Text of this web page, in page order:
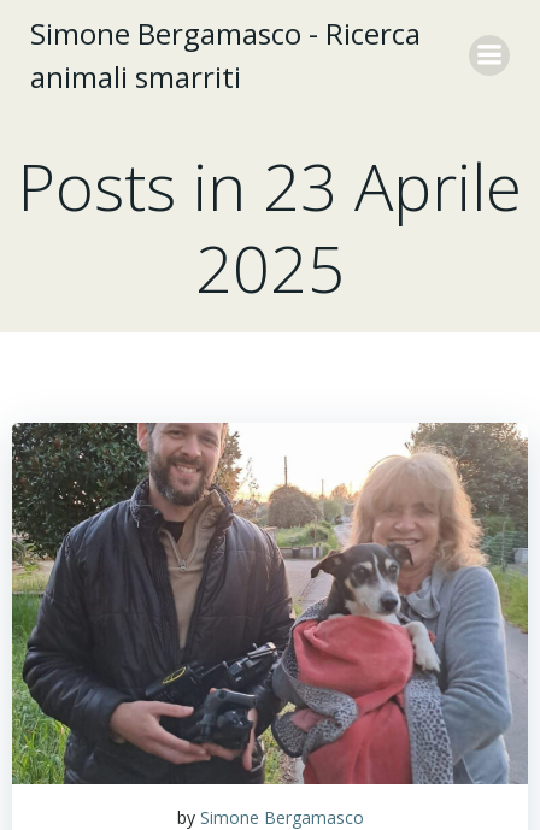
al
Simone Bergamasco - Ricerca
animali smarriti
Posts in 23 Aprile
2025
by Simone Bergamasco